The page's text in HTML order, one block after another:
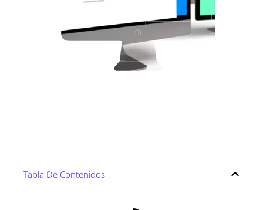
Tabla De Contenidos